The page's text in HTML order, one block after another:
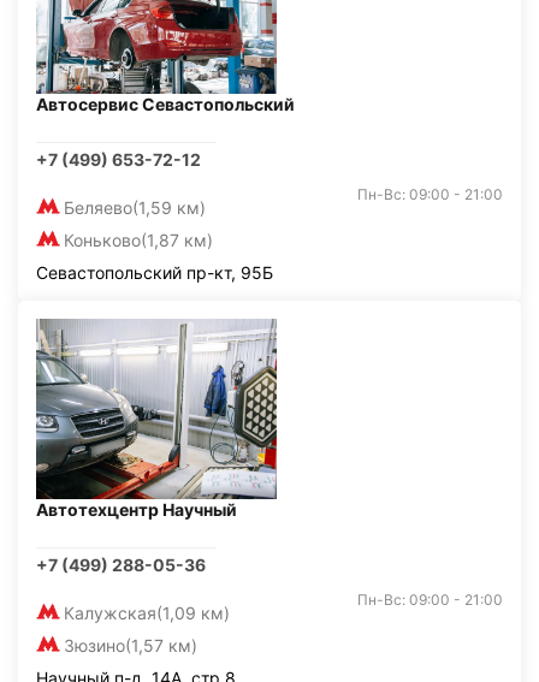
Автосервис Севастопольский
+7 (499) 653-72-12
Беляево(1,59 км)
Коньково(1,87 км)
Пн-Вс: 09:00 - 21:00
Севастопольский пр-кт, 95Б
Автотехцентр Научный
+7 (499) 288-05-36
Калужская(1,09 км)
Зюзино(1,57 км)
Пн-Вс: 09:00 - 21:00
Научный п-д, 14А, стр.8